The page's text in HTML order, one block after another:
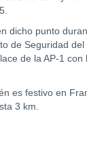
dicho punto
de Seguridad
de la AP-1
es festivo en
3 km.